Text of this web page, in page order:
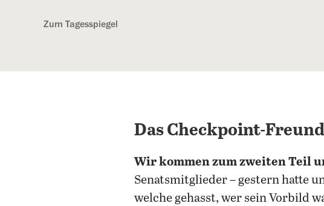
Zum Tagesspiegel
Das Checkpoint-
Wir kommen zum zweiten Teil
Senatsmitglieder – gestern hatte
welche gehasst, wer sein Vorbild